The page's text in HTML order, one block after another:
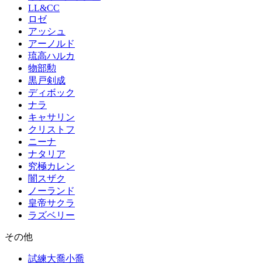
LL&CC
ロゼ
アッシュ
アーノルド
琉高ハルカ
物部勲
黒戸剣成
ディボック
ナラ
キャサリン
クリストフ
ニーナ
ナタリア
究極カレン
闇スザク
ノーランド
皇帝サクラ
ラズベリー
その他
試練大喬小喬